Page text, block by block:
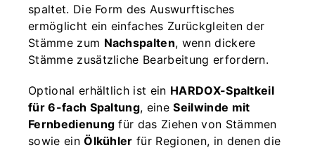
spaltet. Die Form des Auswurftisches
ermöglicht ein einfaches Zurückgleiten der
Stämme zum Nachspalten, wenn dickere
Stämme zusätzliche Bearbeitung erfordern.
Optional erhältlich ist ein HARDOX-Spaltkeil
für 6-fach Spaltung, eineSeilwinde mit
Fernbedienung für das Ziehen von Stämmen
sowie einÖlkühler für Regionen, in denen die